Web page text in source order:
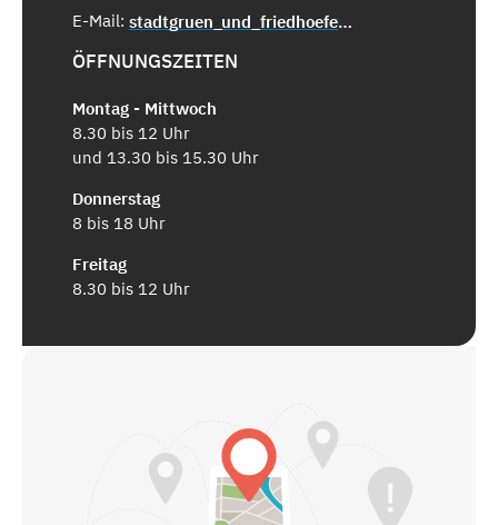
E-Mail: stadtgruen_und_friedhoefe@saarbruecken.de
ÖFFNUNGSZEITEN
Montag - Mittwoch
8.30 bis 12 Uhr
und 13.30 bis 15.30 Uhr
Donnerstag
8 bis 18 Uhr
Freitag
8.30 bis 12 Uhr